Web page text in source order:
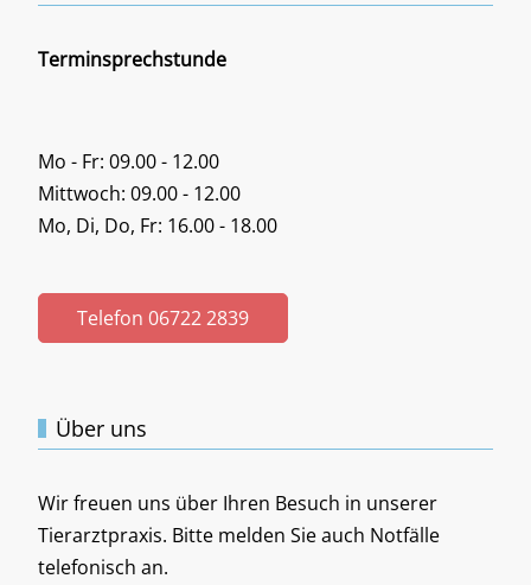
Terminsprechstunde
Mo - Fr: 09.00 - 12.00
Mittwoch: 09.00 - 12.00
Mo, Di, Do, Fr: 16.00 - 18.00
Telefon 06722 2839
Über uns
Wir freuen uns über Ihren Besuch in unserer
Tierarztpraxis. Bitte melden Sie auch Notfälle
telefonisch an.